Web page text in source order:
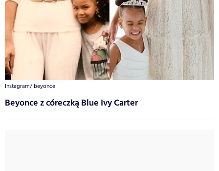
Instagram/ beyonce
Beyonce z córeczką Blue Ivy Carter